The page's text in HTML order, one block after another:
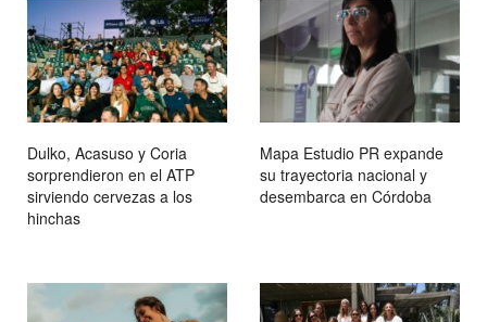
Dulko, Acasuso y Coria
sorprendieron en el ATP
sirviendo cervezas a los
hinchas
Mapa Estudio PR expande
su trayectoria nacional y
desembarca en Córdoba